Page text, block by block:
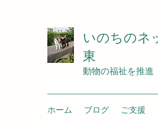
いのちのネ
東
動物の福祉を推進
ホーム ブログ ご支援